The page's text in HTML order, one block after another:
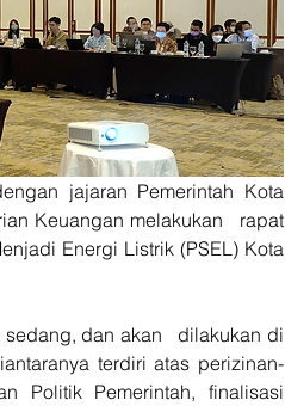
jajaran Pemerintah Kota
Keuangan melakukan   rapat
Energi Listrik (PSEL) Kota
dan akan   dilakukan di
terdiri atas perizinan-
Politik Pemerintah, finalisasi